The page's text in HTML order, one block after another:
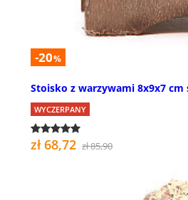
-20%
Stoisko z warzywami 8x9x7 cm
WYCZERPANY
zł 68,72 zł 85,90